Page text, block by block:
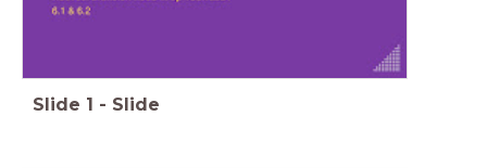
Slide 1 - Slide